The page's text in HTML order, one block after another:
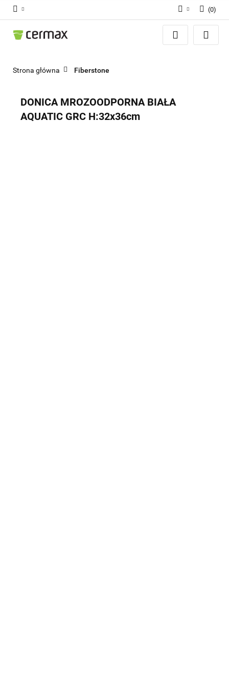
Zaloguj się
(0)
Strona główna Fiberstone
DONICA MROZOODPORNA BIAŁA
AQUATIC GRC H:32x36cm